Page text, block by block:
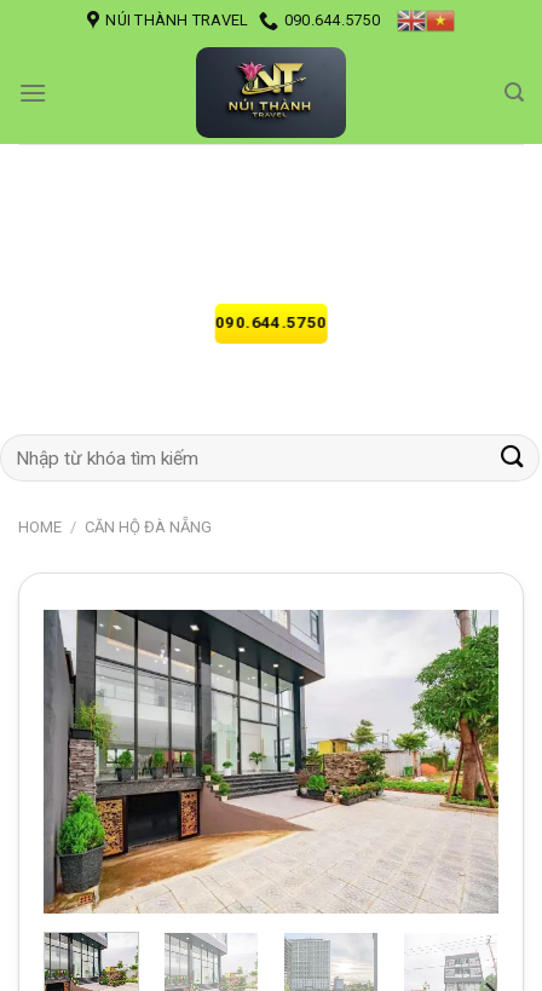
NÚI THÀNH TRAVEL 090.644.5750
090.644.5750
090.644.5750
Search
for:
HOME / CĂN HỘ ĐÀ NẴNG